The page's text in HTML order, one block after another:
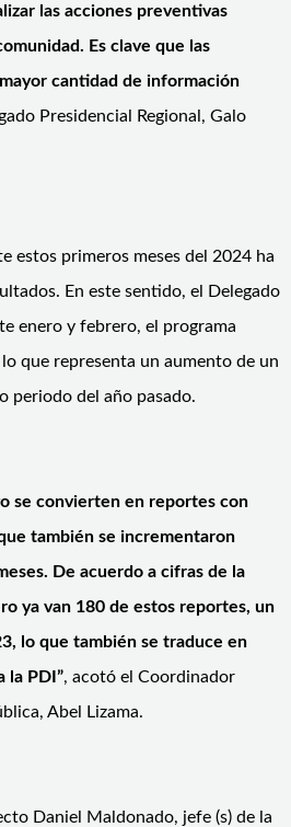
las acciones preventivas
Es clave que las
cantidad de información
Presidencial Regional, Galo
estos primeros meses del 2024 ha
En este sentido, el Delegado
enero y febrero, el programa
que representa un aumento de un
periodo del año pasado.
se convierten en reportes con
también se incrementaron
De acuerdo a cifras de la
ya van 180 de estos reportes, un
lo que también se traduce en
la PDI”, acotó el Coordinador
Abel Lizama.
Daniel Maldonado, jefe (s) de la